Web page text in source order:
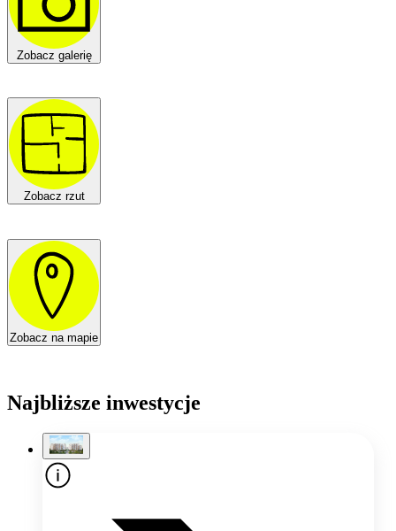
Zobacz galerię
Zobacz rzut
Zobacz na mapie
Najbliższe inwestycje